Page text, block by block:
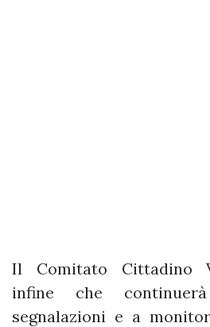
Il Comitato Cittadino
infine che
segnalazioni e a